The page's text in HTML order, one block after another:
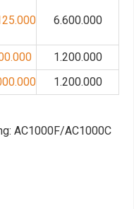
6.600.000
1.200.000
1.200.000
AC1000F/AC1000C